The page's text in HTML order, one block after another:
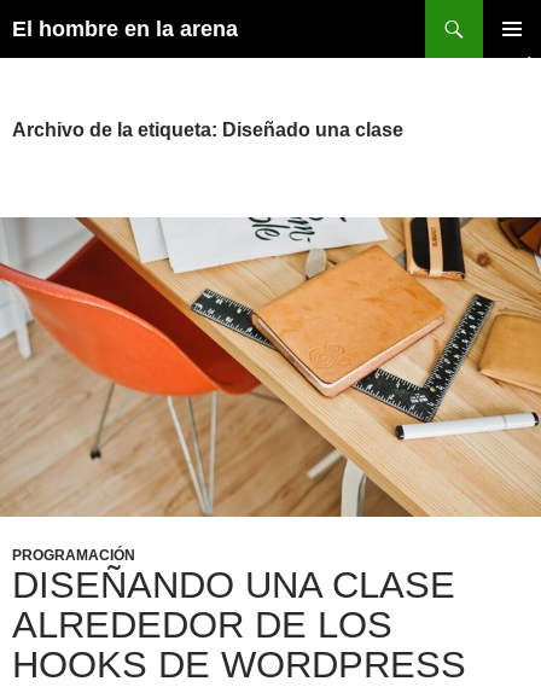
El hombre en la arena
Archivo de la etiqueta: Diseñado una clase
PROGRAMACIÓN
DISEÑANDO UNA CLASE
ALREDEDOR DE LOS
HOOKS DE WORDPRESS